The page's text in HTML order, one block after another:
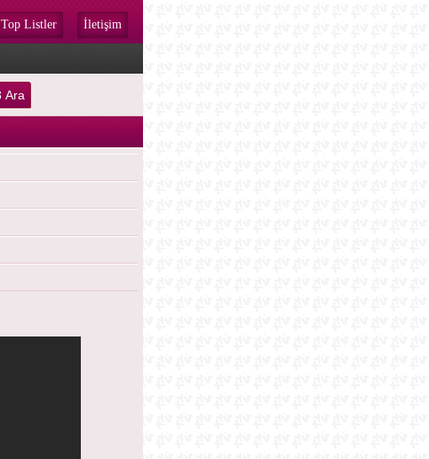
İletişim
Top Listler